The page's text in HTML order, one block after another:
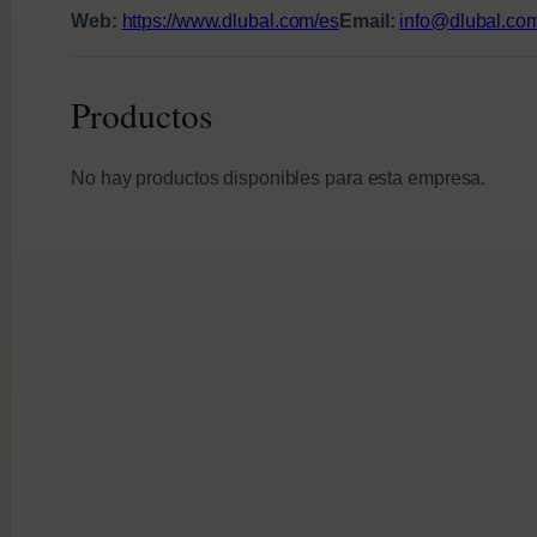
Web: https://www.dlubal.com/esEmail:
Productos
No hay productos disponibles para esta empresa.